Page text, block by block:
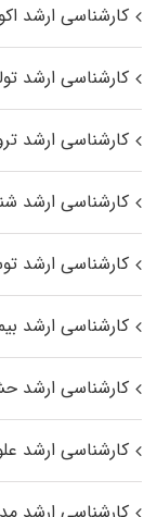
کارشناسی ارشد
کارشناسی ارشد
کارشناسی ارشد
کارشناسی ارشد
کارشناسی ارشد
کارشناسی ارشد
کارشناسی ارشد
کارشناسی ارشد